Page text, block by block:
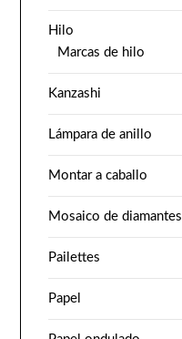
Hilo
Marcas de hilo
Kanzashi
Lámpara de anillo
Montar a caballo
Mosaico de diamantes
Pailettes
Papel